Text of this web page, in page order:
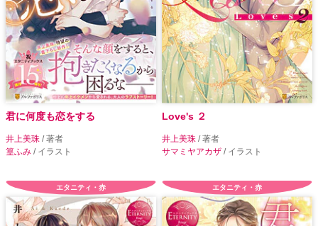
君に何度も恋をする
井上美珠 / 著者
篁ふみ / イラスト
Love's ２
井上美珠 / 著者
サマミヤアカザ / イラスト
エタニティ・赤 エタニティ・赤